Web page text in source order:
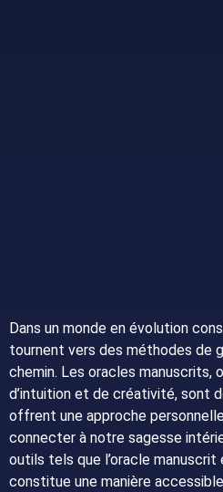
Dans un monde en évolution
tournent vers des méthodes de
chemin. Les oracles manuscrits,
d’intuition et de créativité, sont
offrent une approche
connecter à notre sagesse
outils tels que l’oracle
constitue une manière